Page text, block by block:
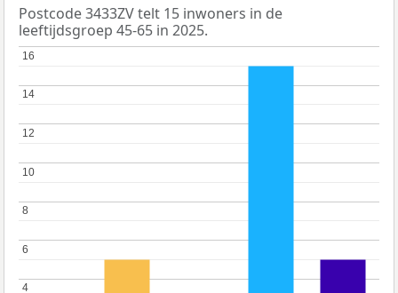
Postcode 3433ZV telt 15 inwoners in de
leeftijdsgroep 45-65 in 2025.
4
4
6
6
8
8
10
10
12
12
14
14
16
16